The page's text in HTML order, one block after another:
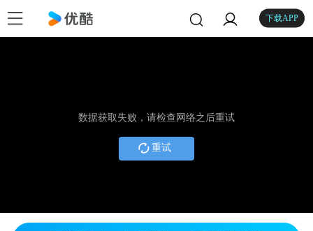
下载APP
数据获取失败，请检查网络之后重试
重试